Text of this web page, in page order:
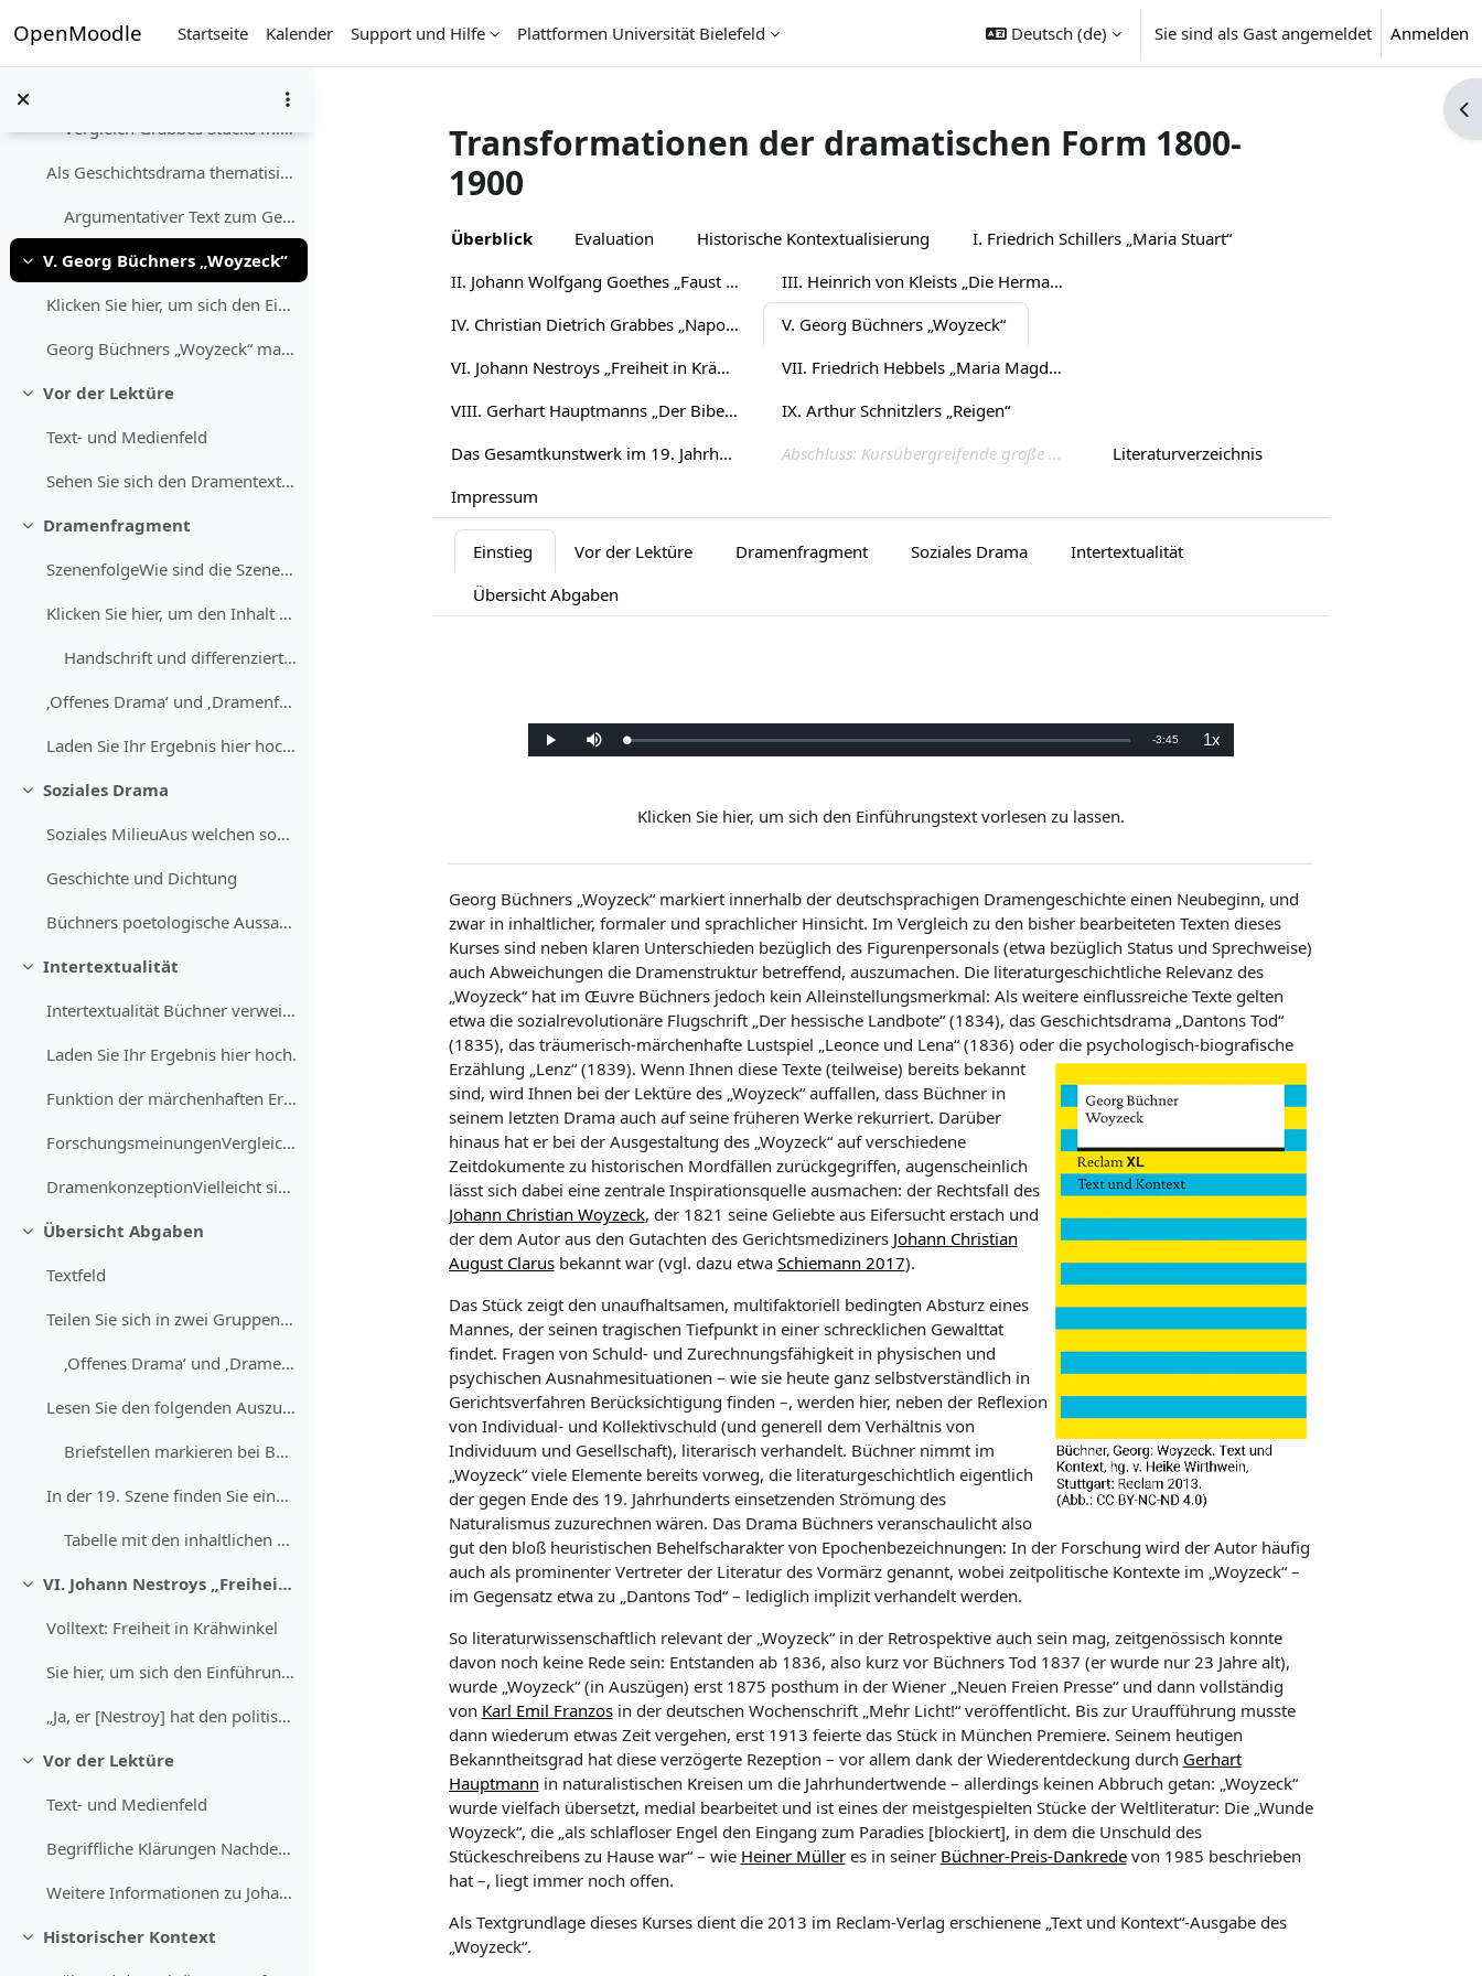
OpenMoodle Startseite Kalender Support und Hilfe Plattformen Universität Bielefeld Deutsch ‎(de)‎ Sie sind als Gast angemeldet Anmelden
Textfeld
Vergleich Grabbes Stücks mit dem Tragischen aus der aristotelischen „Poetik“
Als Geschichtsdrama thematisiert das Stück auch de...
Argumentativer Text zum Geschichtsdrama
Einklappen
V. Georg Büchners „Woyzeck“
Klicken Sie hier, um sich den Einführungstext vorl...
Georg Büchners „Woyzeck“ markiert innerhalb der de...
Einklappen
Vor der Lektüre
Text- und Medienfeld
Sehen Sie sich den Dramentext in der Reclam-Ausga...
Einklappen
Dramenfragment
SzenenfolgeWie sind die Szenen strukturell ...
Klicken Sie hier, um den Inhalt zu öffnen:
Handschrift und differenzierte Umschrift einer "Woyzeck"-Szene aus der Marburger Ausgabe
‚Offenes Drama‘ und ‚Dramenfragment‘ Teilen S...
Laden Sie Ihr Ergebnis hier hoch, um Ihre Ergebn...
Einklappen
Soziales Drama
Soziales MilieuAus welchen sozialen Schichten stam...
Geschichte und Dichtung
Büchners poetologische Aussagen und „Woyzeck“Disku...
Einklappen
Intertextualität
Intertextualität Büchner verweist in seinem...
Laden Sie Ihr Ergebnis hier hoch.
Funktion der märchenhaften ErzählungWelchen Stelle...
ForschungsmeinungenVergleichen und diskutieren Sie...
DramenkonzeptionVielleicht sind Ihnen bei der Lekt...
Einklappen
Übersicht Abgaben
Textfeld
Teilen Sie sich in zwei Gruppen auf. Beide Gruppen...
‚Offenes Drama‘ und ‚Dramenfragment‘
Lesen Sie den folgenden Auszug aus einem Brief Büc...
Briefstellen markieren bei Büchner
In der 19. Szene finden Sie eine märchenhaft anmut...
Tabelle mit den inhaltlichen Gemeinsamkeiten und Unterschieden zwischen beiden Geschichten
Einklappen
VI. Johann Nestroys „Freiheit in Krähwinkel“
Volltext: Freiheit in Krähwinkel
Sie hier, um sich den Einführungstext vorlesen zu ...
„Ja, er [Nestroy] hat den politischen Beruf ergrif...
Einklappen
Vor der Lektüre
Text- und Medienfeld
Begriffliche Klärungen Nachdem Sie sich in...
Weitere Informationen zu Johann Nestroys „Freiheit in Krähwinkel“
Einklappen
Historischer Kontext
Transformationen der dramatischen Form 1800-
1900
Abschnittsübersicht
Überblick Evaluation Historische Kontextualisierung
I. Friedrich Schillers „Maria Stuart“
II. Johann Wolfgang Goethes „Faust I/II“
III. Heinrich von Kleists „Die Hermannsschlacht“
IV. Christian Dietrich Grabbes „Napoleon oder Die hundert Tage“
V. Georg Büchners „Woyzeck“
VI. Johann Nestroys „Freiheit in Krähwinkel“
VII. Friedrich Hebbels „Maria Magdalena“
VIII. Gerhart Hauptmanns „Der Biberpelz“
IX. Arthur Schnitzlers „Reigen“
Das Gesamtkunstwerk im 19. Jahrhundert
Abschluss: Kursübergreifende große Schreibaufgaben
Literaturverzeichnis
Impressum
Einstieg Vor der Lektüre Dramenfragment Soziales Drama
Intertextualität
Übersicht Abgaben
W
i
S
t
e
G
e
V
e
b
e
e
-3:45 1x
W
i
e
h
i
n
d
i
k
i
Klicken Sie hier, um sich den Einführungstext vorlesen zu lassen.
Georg Büchners „Woyzeck“ markiert innerhalb der deutschsprachigen Dramengeschichte einen Neubeginn, und
zwar in inhaltlicher, formaler und sprachlicher Hinsicht. Im Vergleich zu den bisher bearbeiteten Texten dieses
Kurses sind neben klaren Unterschieden bezüglich des Figurenpersonals (etwa bezüglich Status und Sprechweise)
auch Abweichungen die Dramenstruktur betreffend, auszumachen. Die literaturgeschichtliche Relevanz des
„Woyzeck“ hat im Œuvre Büchners jedoch kein Alleinstellungsmerkmal: Als weitere einflussreiche Texte gelten
etwa die sozialrevolutionäre Flugschrift „Der hessische Landbote“ (1834), das Geschichtsdrama „Dantons Tod“
(1835), das träumerisch-märchenhafte Lustspiel „Leonce und Lena“ (1836) oder die psychologisch-biografische
Erzählung „Lenz“ (1839). Wenn Ihnen diese Texte (teilweise) bereits bekannt
sind, wird Ihnen bei der Lektüre des „Woyzeck“ auffallen, dass Büchner in
seinem letzten Drama auch auf seine früheren Werke rekurriert. Darüber
hinaus hat er bei der Ausgestaltung des „Woyzeck“ auf verschiedene
Zeitdokumente zu historischen Mordfällen zurückgegriffen, augenscheinlich
lässt sich dabei eine zentrale Inspirationsquelle ausmachen: der Rechtsfall des
Johann Christian Woyzeck, der 1821 seine Geliebte aus Eifersucht erstach und
der dem Autor aus den Gutachten des Gerichtsmediziners Johann Christian
August Clarusbekannt war (vgl. dazu etwa Schiemann 2017).
Das Stück zeigt den unaufhaltsamen, multifaktoriell bedingten Absturz eines
Mannes, der seinen tragischen Tiefpunkt in einer schrecklichen Gewalttat
findet. Fragen von Schuld- und Zurechnungsfähigkeit in physischen und
psychischen Ausnahmesituationen – wie sie heute ganz selbstverständlich in
Gerichtsverfahren Berücksichtigung finden –, werden hier, neben der Reflexion
von Individual- und Kollektivschuld (und generell dem Verhältnis von
Individuum und Gesellschaft), literarisch verhandelt. Büchner nimmt im
„Woyzeck“ viele Elemente bereits vorweg, die literaturgeschichtlich eigentlich
der gegen Ende des 19. Jahrhunderts einsetzenden Strömung des
Naturalismus zuzurechnen wären. Das Drama Büchners veranschaulicht also
gut den bloß heuristischen Behelfscharakter von Epochenbezeichnungen: In der Forschung wird der Autor häufig
auch als prominenter Vertreter der Literatur des Vormärz genannt, wobei zeitpolitische Kontexte im „Woyzeck“ –
im Gegensatz etwa zu „Dantons Tod“ – lediglich implizit verhandelt werden.
So literaturwissenschaftlich relevant der „Woyzeck“ in der Retrospektive auch sein mag, zeitgenössisch konnte
davon noch keine Rede sein: Entstanden ab 1836, also kurz vor Büchners Tod 1837 (er wurde nur 23 Jahre alt),
wurde „Woyzeck“ (in Auszügen) erst 1875 posthum in der Wiener „Neuen Freien Presse“ und dann vollständig
von Karl Emil Franzosin der deutschen Wochenschrift „Mehr Licht!“ veröffentlicht. Bis zur Uraufführung musste
dann wiederum etwas Zeit vergehen, erst 1913 feierte das Stück in München Premiere. Seinem heutigen
Bekanntheitsgrad hat diese verzögerte Rezeption – vor allem dank der Wiederentdeckung durch Gerhart
Hauptmann in naturalistischen Kreisen um die Jahrhundertwende – allerdings keinen Abbruch getan: „Woyzeck“
wurde vielfach übersetzt, medial bearbeitet und ist eines der meistgespielten Stücke der Weltliteratur: Die „Wunde
Woyzeck“, die „als schlafloser Engel den Eingang zum Paradies [blockiert], in dem die Unschuld des
Stückeschreibens zu Hause war“ – wie Heiner Mülleres in seiner Büchner-Preis-Dankredevon 1985 beschrieben
hat –, liegt immer noch offen.
Als Textgrundlage dieses Kurses dient die 2013 im Reclam-Verlag erschienene „Text und Kontext“-Ausgabe des
„Woyzeck“.